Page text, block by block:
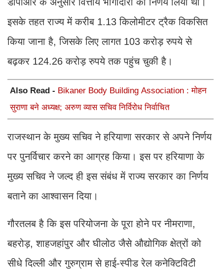
इसके तहत राज्य में करीब 1.13 किलोमीटर ट्रैक विकसित
किया जाना है, जिसके लिए लागत 103 करोड़ रुपये से
बढ़कर 124.26 करोड़ रुपये तक पहुंच चुकी है।
Also Read - Bikaner Body Building Association : मोहन
सुराणा बने अध्यक्ष; अरुण व्यास सचिव निर्विरोध निर्वाचित
राजस्थान के मुख्य सचिव ने हरियाणा सरकार से अपने निर्णय
पर पुनर्विचार करने का आग्रह किया। इस पर हरियाणा के
मुख्य सचिव ने जल्द ही इस संबंध में राज्य सरकार का निर्णय
बताने का आश्वासन दिया।
गौरतलब है कि इस परियोजना के पूरा होने पर नीमराणा,
बहरोड़, शाहजहांपुर और घीलोठ जैसे औद्योगिक क्षेत्रों को
सीधे दिल्ली और गुरुग्राम से हाई-स्पीड रेल कनेक्टिविटी